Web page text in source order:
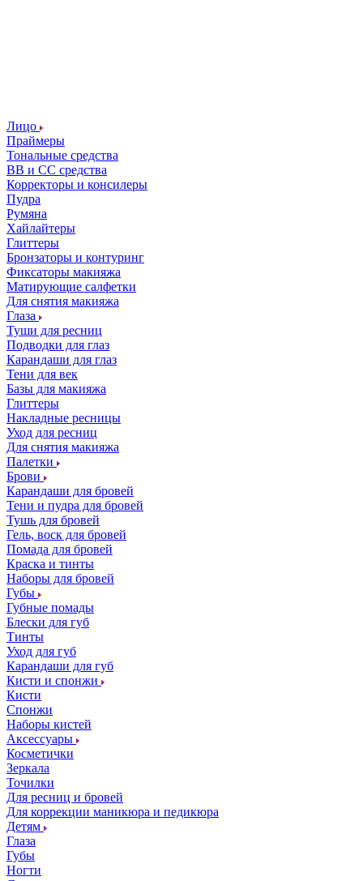
Лицо
Праймеры
Тональные средства
ВВ и СС средства
Корректоры и консилеры
Пудра
Румяна
Хайлайтеры
Глиттеры
Бронзаторы и контуринг
Фиксаторы макияжа
Матирующие салфетки
Для снятия макияжа
Глаза
Туши для ресниц
Подводки для глаз
Карандаши для глаз
Тени для век
Базы для макияжа
Глиттеры
Накладные ресницы
Уход для ресниц
Для снятия макияжа
Палетки
Брови
Карандаши для бровей
Тени и пудра для бровей
Тушь для бровей
Гель, воск для бровей
Помада для бровей
Краска и тинты
Наборы для бровей
Губы
Губные помады
Блески для губ
Тинты
Уход для губ
Карандаши для губ
Кисти и спонжи
Кисти
Спонжи
Наборы кистей
Аксессуары
Косметички
Зеркала
Точилки
Для ресниц и бровей
Для коррекции маникюра и педикюра
Детям
Глаза
Губы
Ногти